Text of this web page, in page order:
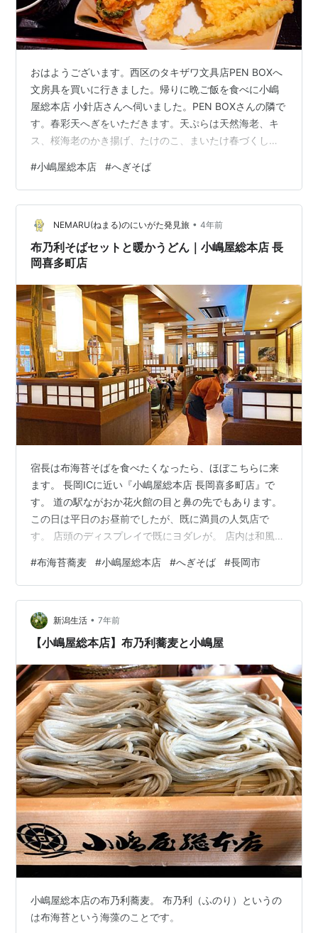
おはようございます。西区のタキザワ文具店PEN BOXへ
文房具を買いに行きました。帰りに晩ご飯を食べに小嶋
屋総本店 小針店さんへ伺いました。PEN BOXさんの隣で
す。春彩天へぎをいただきます。天ぷらは天然海老、キ
ス、桜海老のかき揚げ、たけのこ、まいたけ春づくしで
やや、固めかなと思いましたが喉越しがいいですね。へ
ぎそばはこれくらいの硬さがいいのかな。天ぷら用の塩
が充実。自分は梅塩がヒットです。 ごちそうさまでし
た。たまにはお蕎麦もいいですね。また伺います。
#小嶋屋総本店 #へぎそば
NEMARU(ねまる)のにいがた発見旅 • 4年前
布乃利そばセットと暖かうどん｜小嶋屋総本店 長
岡喜多町店
宿長は布海苔そばを食べたくなったら、ほぼこちらに来
ます。 長岡ICに近い『小嶋屋総本店 長岡喜多町店』で
す。 道の駅ながおか花火館の目と鼻の先でもあります。
この日は平日のお昼前でしたが、既に満員の人気店で
す。 店頭のディスプレイで既にヨダレが。 店内は和風モ
ウンターもあるのでお一人様でも大丈夫です！ お店に広
がる蕎麦の香り…あーお腹減った。 今回は小上がりに案
内されました。 畳って、いいですよね。 さて、メニュー
ですが様々なセットがあります。 前回小千谷で布海苔そ
ばを食べたときはネギトロ丼を異様に食べたかったので
#布海苔蕎麦 #小嶋屋総本店 #へぎそば #長岡市
新潟生活 • 7年前
【小嶋屋総本店】布乃利蕎麦と小嶋屋
小嶋屋総本店の布乃利蕎麦。 布乃利（ふのり）というの
は布海苔という海藻のことです。